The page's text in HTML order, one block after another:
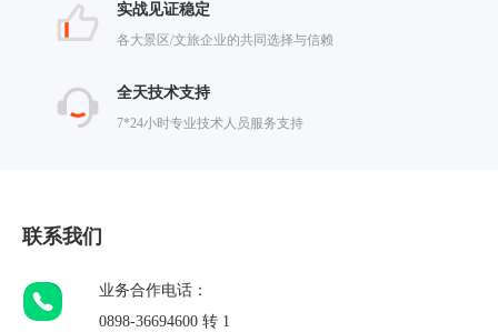
实战见证稳定
各大景区/文旅企业的共同选择与信赖
全天技术支持
7*24小时专业技术人员服务支持
联系我们
业务合作电话：
0898-36694600 转 1